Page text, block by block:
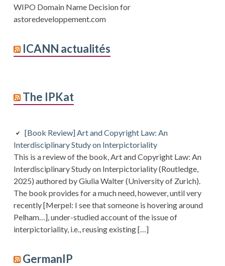
WIPO Domain Name Decision for
astoredeveloppement.com
ICANN actualités
The IPKat
[Book Review] Art and Copyright Law: An
Interdisciplinary Study on Interpictoriality
This is a review of the book, Art and Copyright Law: An
Interdisciplinary Study on Interpictoriality (Routledge,
2025) authored by Giulia Walter (University of Zurich).
The book provides for a much need, however, until very
recently [Merpel: I see that someone is hovering around
Pelham…], under-studied account of the issue of
interpictoriality, i.e., reusing existing […]
GermanIP